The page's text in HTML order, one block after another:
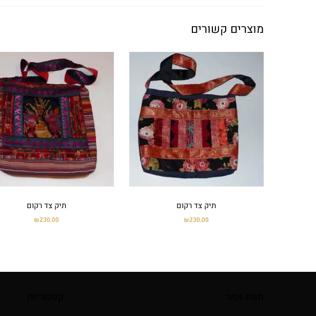
מוצרים קשורים
תיק צד רקום
₪230.00
תיק צד רקום
₪230.00